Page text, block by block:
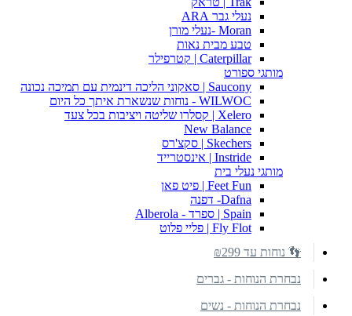
נעלי גבר ARA
Moran -נעלי מורן
טבע מבית נאות
Caterpillar | קטרפילר
מותגי ספורט
Saucony | סאקוני הליכה דינמית עם תמיכה נכונה
WILWOC - נוחות שנשארת איתך כל היום
Xelero | קסלרו שליטה ויציבות בכל צעד
New Balance
Skechers | סקצ'רס
Instride | אינסטרייד
מותגי נעלי בית
Feet Fun | פיט פאן
Dafna- דפנה
Spain | ספרד - Alberola
Fly Flot | פליי פלוט
👣 נוחות עד ₪299
נבחרת הנוחות - גברים
נבחרת הנוחות - נשים